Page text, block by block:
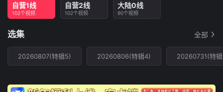
自营1线
102个视频
自营2线
102个视频
大陆0线
90个视频
选集 全部
20260807(特辑5) 20260806(特辑4) 20260731(特